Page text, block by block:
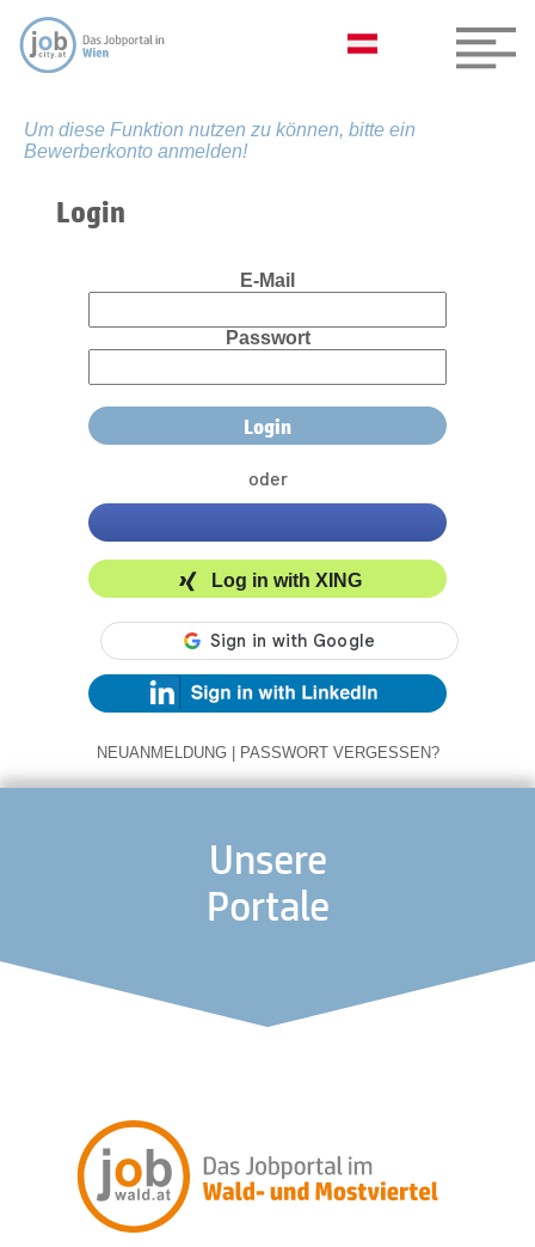
Um diese Funktion nutzen zu können, bitte ein
Bewerberkonto anmelden!
Login
E-Mail
Passwort
oder
Log in with XING
NEUANMELDUNG | PASSWORT VERGESSEN?
Unsere
Portale